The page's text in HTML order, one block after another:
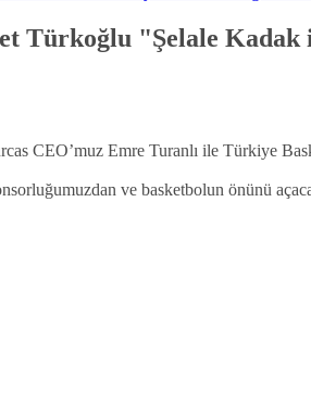
Türkoğlu "Şelale
CEO’muz Emre Turanlı ile Türkiye
ve basketbolun önünü